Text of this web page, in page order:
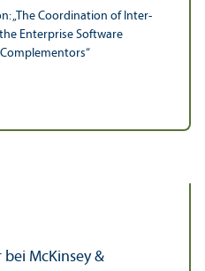
„The Coordination of Inter-
Enterprise Software
McKinsey &